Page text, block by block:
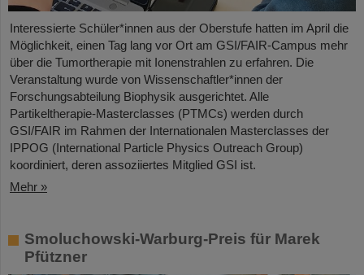
Interessierte Schüler*innen aus der Oberstufe hatten im April die
Möglichkeit, einen Tag lang vor Ort am GSI/FAIR-Campus mehr
über die Tumortherapie mit Ionenstrahlen zu erfahren. Die
Veranstaltung wurde von Wissenschaftler*innen der
Forschungsabteilung Biophysik ausgerichtet. Alle
Partikeltherapie-Masterclasses (PTMCs) werden durch
GSI/FAIR im Rahmen der Internationalen Masterclasses der
IPPOG (International Particle Physics Outreach Group)
koordiniert, deren assoziiertes Mitglied GSI ist.
Mehr »
Smoluchowski-Warburg-Preis für Marek
Pfützner